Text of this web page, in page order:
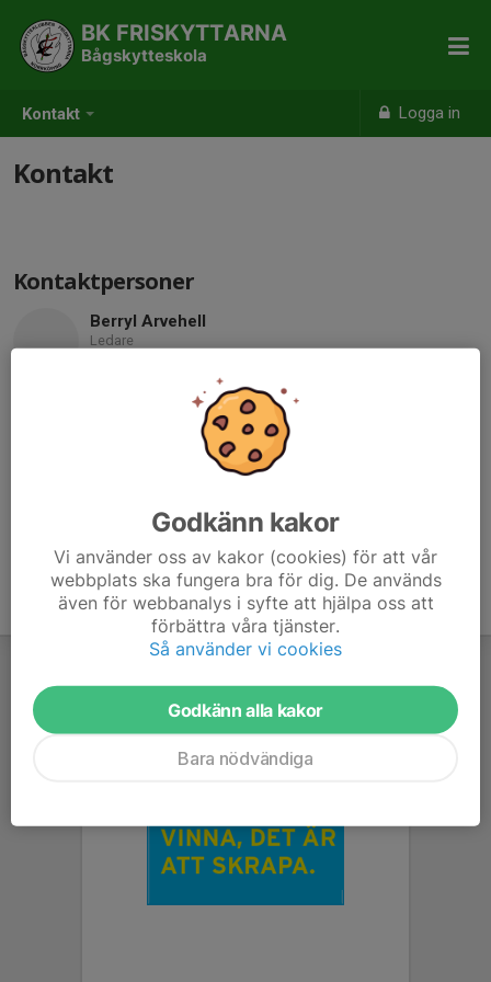
Kontakt Logga in
BK FRISKYTTARNA
Bågskytteskola
Kontakt
Kontaktpersoner
Berryl Arvehell
Ledare
ordforanden@bkfriskyttarna.se
Godkänn kakor
Vi använder oss av kakor (cookies) för att vår
webbplats ska fungera bra för dig. De används
även för webbanalys i syfte att hjälpa oss att
förbättra våra tjänster.
Så använder vi cookies
Godkänn alla kakor
Bara nödvändiga